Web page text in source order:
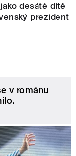
desáté dítě
prezident
v románu